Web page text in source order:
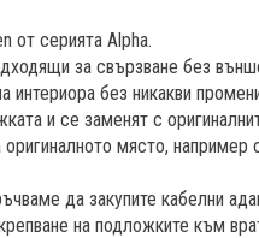
от серията Alpha.
за свързване без
интериора без никакви
и се заменят с
оригиналното място,
да закупите кабелни
на подложките към